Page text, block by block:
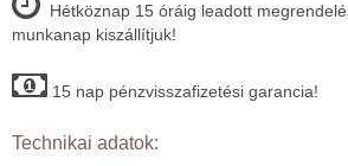
Hétköznap 15 óráig leadott
munkanap kiszállítjuk!
15 nap pénzvisszafizetési garancia!
Technikai adatok: